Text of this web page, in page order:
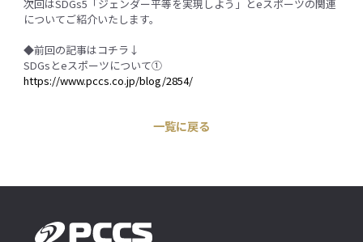
次回はSDGs5「ジェンダー平等を実現しよう」とeスポーツの関連
についてご紹介いたします。
◆前回の記事はコチラ↓
SDGsとeスポーツについて①
https://www.pccs.co.jp/blog/2854/
一覧に戻る